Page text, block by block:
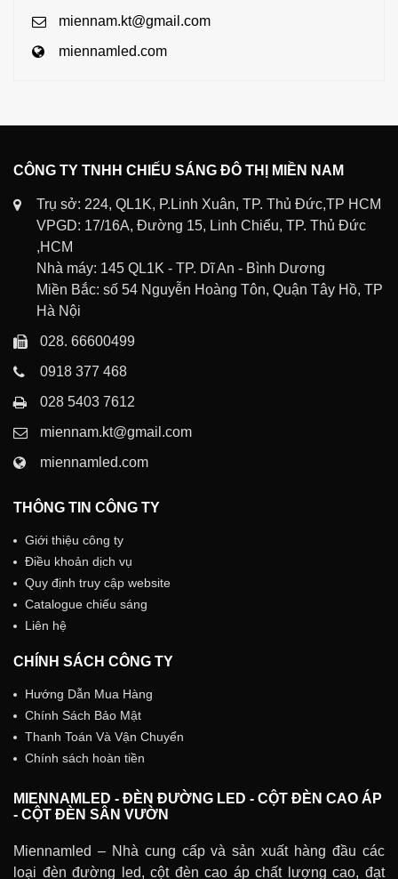
miennam.kt@gmail.com
miennamled.com
CÔNG TY TNHH CHIẾU SÁNG ĐÔ THỊ MIỀN NAM
Trụ sở: 224, QL1K, P.Linh Xuân, TP. Thủ Đức,TP HCM
VPGD: 17/16A, Đường 15, Linh Chiểu, TP. Thủ Đức
,HCM
Nhà máy: 145 QL1K - TP. Dĩ An - Bình Dương
Miền Bắc: số 54 Nguyễn Hoàng Tôn, Quận Tây Hồ, TP
Hà Nội
028. 66600499
0918 377 468
028 5403 7612
miennam.kt@gmail.com
miennamled.com
THÔNG TIN CÔNG TY
Giới thiệu công ty
Điều khoản dịch vụ
Quy định truy cập website
Catalogue chiếu sáng
Liên hệ
CHÍNH SÁCH CÔNG TY
Hướng Dẫn Mua Hàng
Chính Sách Bảo Mật
Thanh Toán Và Vận Chuyển
Chính sách hoàn tiền
MIENNAMLED - ĐÈN ĐƯỜNG LED - CỘT ĐÈN CAO ÁP
- CỘT ĐÈN SÂN VƯỜN
Miennamled – Nhà cung cấp và sản xuất hàng đầu các
loại đèn đường led, cột đèn cao áp chất lượng cao, đạt